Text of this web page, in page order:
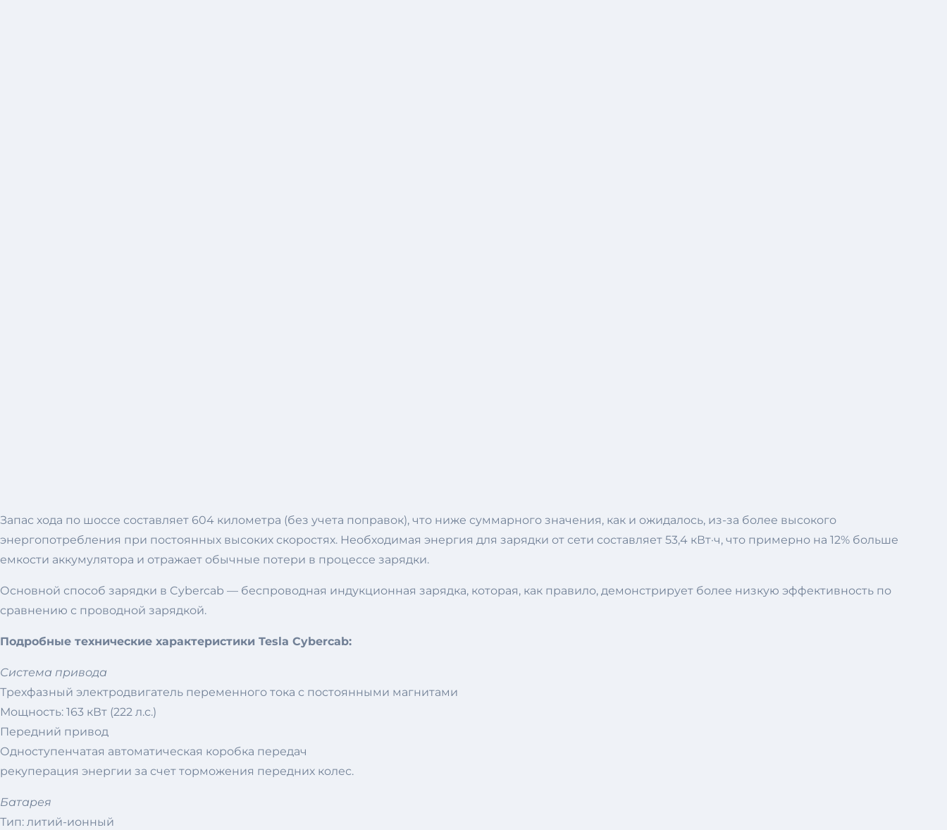
Запас хода по шоссе составляет 604 километра (без учета поправок), что ниже суммарного значения, как и ожидалось, из-за более высокого
энергопотребления при постоянных высоких скоростях. Необходимая энергия для зарядки от сети составляет 53,4 кВт·ч, что примерно на 12% больше
емкости аккумулятора и отражает обычные потери в процессе зарядки.
Основной способ зарядки в Cybercab — беспроводная индукционная зарядка, которая, как правило, демонстрирует более низкую эффективность по
сравнению с проводной зарядкой.
Подробные технические характеристики Tesla Cybercab:
Система привода
Трехфазный электродвигатель переменного тока с постоянными магнитами
Мощность: 163 кВт (222 л.с.)
Передний привод
Одноступенчатая автоматическая коробка передач
рекуперация энергии за счет торможения передних колес.
Батарея
Тип: литий-ионный